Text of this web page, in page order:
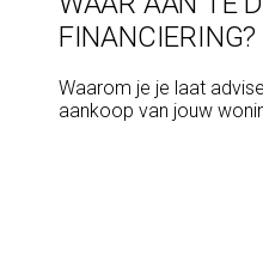
FINANCIERING?
Waarom je je laat
aankoop van jouw